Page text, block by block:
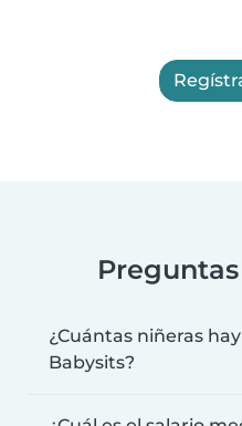
¿Cuántas niñeras
Babysits?